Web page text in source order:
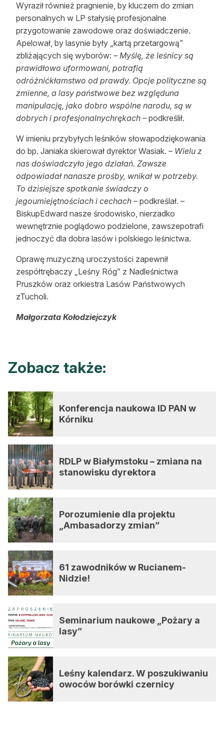
Wyraził również pragnienie, by kluczem do zmian
personalnych w LP stałysię profesjonalne
przygotowanie zawodowe oraz doświadczenie.
Apelował, by lasynie były „kartą przetargową”
zbliżających się wyborów: – Myślę, że leśnicy są
prawidłowo uformowani, potrafią
odróżnićkłamstwo od prawdy. Opcje polityczne są
zmienne, a lasy państwowe bez względuna
manipulację, jako dobro wspólne narodu, są w
dobrych i profesjonalnychrękach – podkreślił.
W imieniu przybyłych leśników słowapodziękowania
do bp. Janiaka skierował dyrektor Wasiak. – Wielu z
nas doświadczyło jego działań. Zawsze
odpowiadał nanasze prośby, wnikał w potrzeby.
To dzisiejsze spotkanie świadczy o
jegoumiejętnościach i cechach – podkreślał. –
BiskupEdward nasze środowisko, nierzadko
wewnętrznie poglądowo podzielone, zawszepotrafi
jednoczyć dla dobra lasów i polskiego leśnictwa.
Oprawę muzyczną uroczystości zapewnił
zespółtrębaczy „Leśny Róg” z Nadleśnictwa
Pruszków oraz orkiestra Lasów Państwowych
zTucholi.
Małgorzata Kołodziejczyk
Zobacz także:
Konferencja naukowa ID PAN w
Kórniku
RDLP w Białymstoku – zmiana na
stanowisku dyrektora
Porozumienie dla projektu
„Ambasadorzy zmian”
61 zawodników w Rucianem-
Nidzie!
Seminarium naukowe „Pożary a
lasy”
Leśny kalendarz. W poszukiwaniu
owoców borówki czernicy